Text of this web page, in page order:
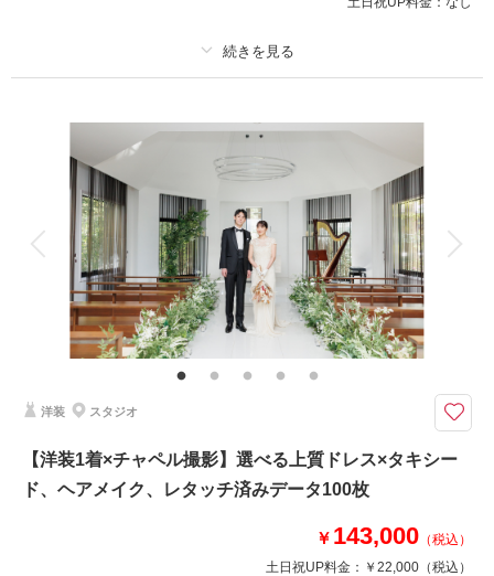
来店・オンライン を確認する
新婦衣装1着
着付け ヘアメイク 小物一式
アルバム データ 100 カット 台紙付写真
衣装追加 会食 挙式
家族と撮影 家族用衣装レンタル ペットと撮影
その他含むもの
ロケーション申請料金、ロケーション移動費、※デラックスルーム1泊朝食
付き。 ※前日・当日泊をお選びいただけます。 ※部屋タイプのグレード
アップは差額を頂戴いたします。 ※宿泊日によりご宿泊料金に差額が発生
への宿泊がセットになった1日を贅沢に楽しむプラン。
ウェディングフォトと旧軽井沢KIKYOキュリオ・コレクションbyヒルトン
幸せなフォトタイムを楽しんだあとはプライベートラグジュアリーなお時間
洋装 スタジオ
【洋装1着×チャペル撮影】選べる上質ドレス×タキシー
ド、ヘアメイク、レタッチ済みデータ100枚
￥ 143,000 （税込）
土日祝UP料金： ￥22,000 （税込）